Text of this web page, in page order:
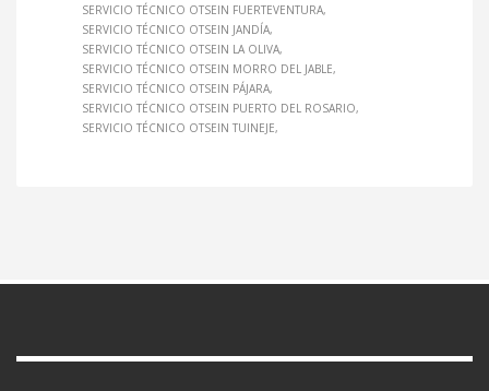
SERVICIO TÉCNICO OTSEIN FUERTEVENTURA
SERVICIO TÉCNICO OTSEIN JANDÍA
SERVICIO TÉCNICO OTSEIN LA OLIVA
SERVICIO TÉCNICO OTSEIN MORRO DEL JABLE
SERVICIO TÉCNICO OTSEIN PÁJARA
SERVICIO TÉCNICO OTSEIN PUERTO DEL ROSARIO
SERVICIO TÉCNICO OTSEIN TUINEJE